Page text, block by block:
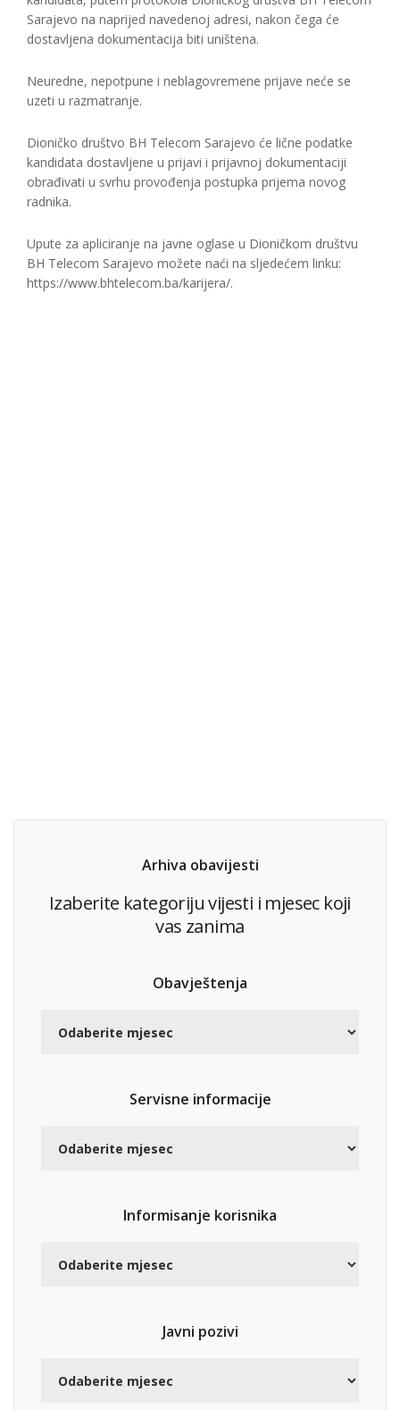
Sarajevo na naprijed navedenoj adresi, nakon čega će
dostavljena dokumentacija biti uništena.
Neuredne, nepotpune i neblagovremene prijave neće se
uzeti u razmatranje.
Dioničko društvo BH Telecom Sarajevo će lične podatke
kandidata dostavljene u prijavi i prijavnoj dokumentaciji
obrađivati u svrhu provođenja postupka prijema novog
radnika.
Upute za apliciranje na javne oglase u Dioničkom društvu
BH Telecom Sarajevo možete naći na sljedećem linku:
https://www.bhtelecom.ba/karijera/.
Arhiva obavijesti
Izaberite kategoriju vijesti i mjesec koji
vas zanima
Obavještenja
Servisne informacije
Informisanje korisnika
Javni pozivi